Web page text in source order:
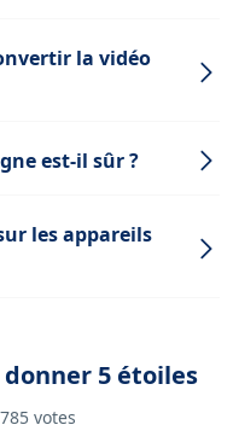
la vidéo
est-il sûr ?
les appareils
5 étoiles
785 votes